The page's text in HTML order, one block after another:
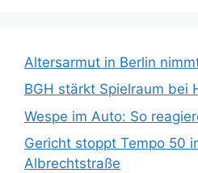
Altersarmut in Berlin
BGH stärkt Spielraum bei
Wespe im Auto: So
Gericht stoppt Tempo 50
Albrechtstraße